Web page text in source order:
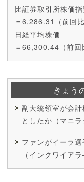
比証券取引所株価指
＝6,286.31（前回
日経平均株価
＝66,300.44（前
きょう
副大統領室が会
としたか（マニラ
ファンがイーラ
（インクワイアラ